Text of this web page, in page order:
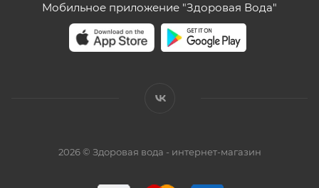
Мобильное приложение "Здоровая Вода"
2026 © Здоровая вода - интернет-магазин